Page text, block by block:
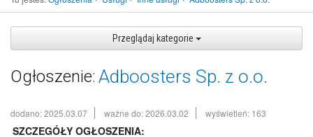
Przeglądaj kategorie
Ogłoszenie: Adboosters Sp. z o.o.
dodano: 2025.03.07 ważne do: 2026.03.02 wyświetleń: 163
SZCZEGÓŁY OGŁOSZENIA: